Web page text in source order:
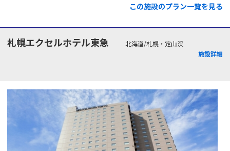
この施設のプラン一覧を見る
札幌エクセルホテル東急
北海道/札幌・定山渓
施設詳細